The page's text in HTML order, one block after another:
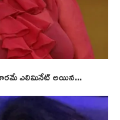
ఎలిమినేట్ అయిన...